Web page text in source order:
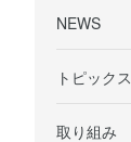
NEWS
トピックス
取り組み